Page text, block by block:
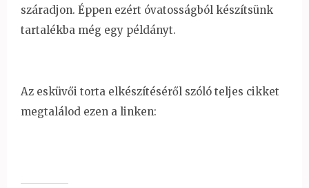
száradjon. Éppen ezért óvatosságból készítsünk
tartalékba még egy példányt.
Az esküvői torta elkészítéséről szóló teljes cikket
megtalálod ezen a linken: